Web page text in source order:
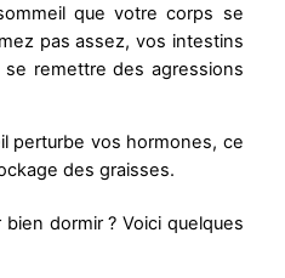
que votre corps se
pas assez, vos intestins
se remettre des agressions
perturbe vos hormones, ce
des graisses.
dormir ? Voici quelques